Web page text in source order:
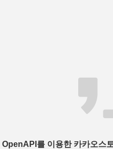
OpenAPI를 이용한 카카오스